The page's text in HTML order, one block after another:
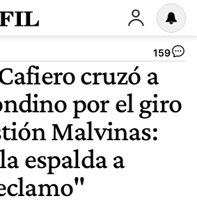
159
cruzó a
por el giro
Malvinas:
espalda a